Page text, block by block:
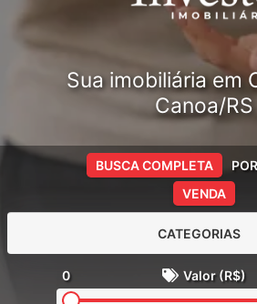
Sua imobiliária em
Canoa/RS
VENDA
BUSCA COMPLETA
CATEGORIAS
0 Valor (R$)